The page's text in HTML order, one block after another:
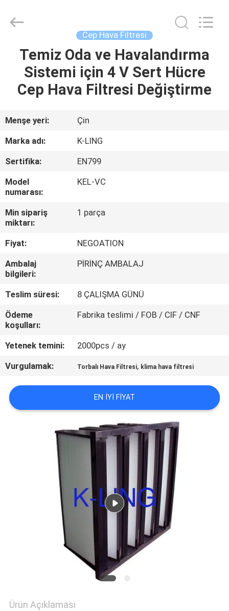
EVDE
ÜRÜN
BIZIM
HAKKIMIZDA
FABRIKA
TURU
KALITE
KONTROLÜ
BIZIMLE
İLETIŞIM
HABERLER
DAVALAR
SITE
HARITASI
GIZLILIK
POLITIKASI
Technology
Company.
Cep Hava Filtresi
Temiz Oda ve Havalandırma
Sistemi için 4 V Sert Hücre
Cep Hava Filtresi Değiştirme
Menşe yeri:
Çin
Marka adı:
K-LING
Sertifika:
EN799
Model
numarası:
KEL-VC
Min sipariş
miktarı:
1 parça
Fiyat:
NEGOATION
Ambalaj
bilgileri:
PİRİNÇ AMBALAJ
Teslim süresi:
8 ÇALIŞMA GÜNÜ
Ödeme
koşulları:
Fabrika teslimi / FOB / CIF / CNF
Yetenek temini:
2000pcs / ay
Vurgulamak:
Torbalı Hava Filtresi, klima hava filtresi
EN IYI FIYAT
Ürün Açıklaması